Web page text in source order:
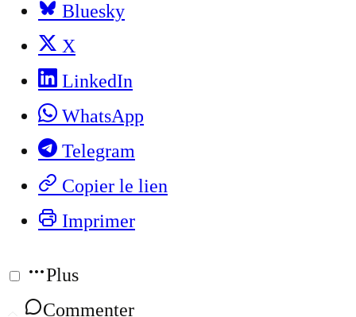
Bluesky
X
LinkedIn
WhatsApp
Telegram
Copier le lien
Imprimer
Plus
Commenter